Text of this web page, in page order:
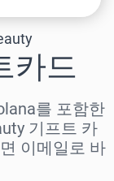
카드
를 포함한
기프트 카
이메일로 바